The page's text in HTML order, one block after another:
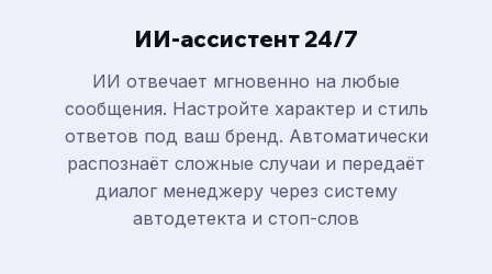
ИИ-ассистент 24/7
ИИ отвечает мгновенно на любые
сообщения. Настройте характер и стиль
ответов под ваш бренд. Автоматически
распознаёт сложные случаи и передаёт
диалог менеджеру через систему
автодетекта и стоп-слов